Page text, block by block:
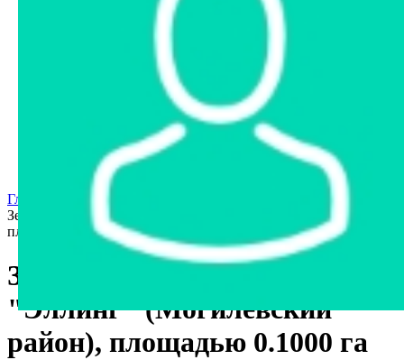
Интернет-магазин
Интернет-витрина
Арестованное имущество
Реестр несостоявшихся торгов
Реестр переоценок
Государственное имущество
Главная страница
Земельный участок в СТ "Эллинг" (Могилевский район),
площадью 0.1000 га
Земельный участок в СТ
"Эллинг" (Могилевский
район), площадью 0.1000 га